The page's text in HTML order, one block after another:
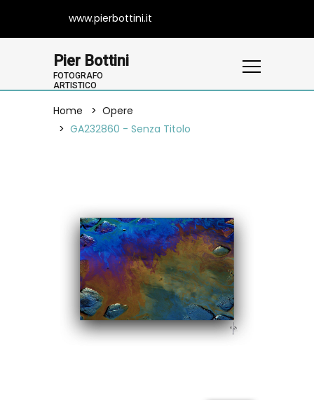
www.pierbottini.it
Pier Bottini
FOTOGRAFO
ARTISTICO
Home
Opere
GA232860 - Senza Titolo